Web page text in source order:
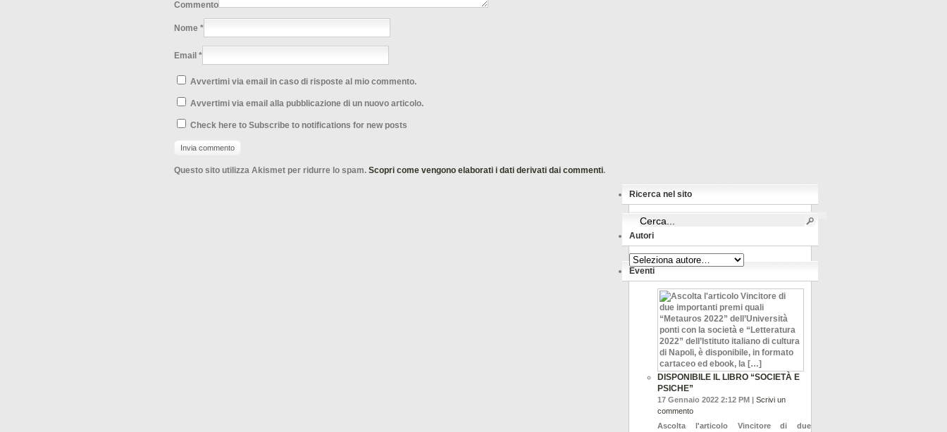
Commento
Nome *
Email *
Avvertimi via email in caso di risposte al mio commento.
Avvertimi via email alla pubblicazione di un nuovo articolo.
Check here to Subscribe to notifications for new posts
Questo sito utilizza Akismet per ridurre lo spam. Scopri come vengono elaborati i dati derivati dai commenti.
Ricerca nel sito
Autori
Eventi
DISPONIBILE IL LIBRO “SOCIETÀ E
PSICHE”
17 Gennaio 2022 2:12 PM | Scrivi un
commento
Ascolta l'articolo Vincitore di due